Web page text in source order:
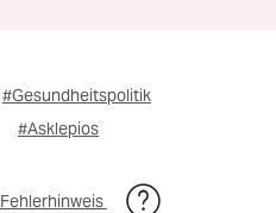
#Gesundheitspolitik
#Asklepios
Fehlerhinweis